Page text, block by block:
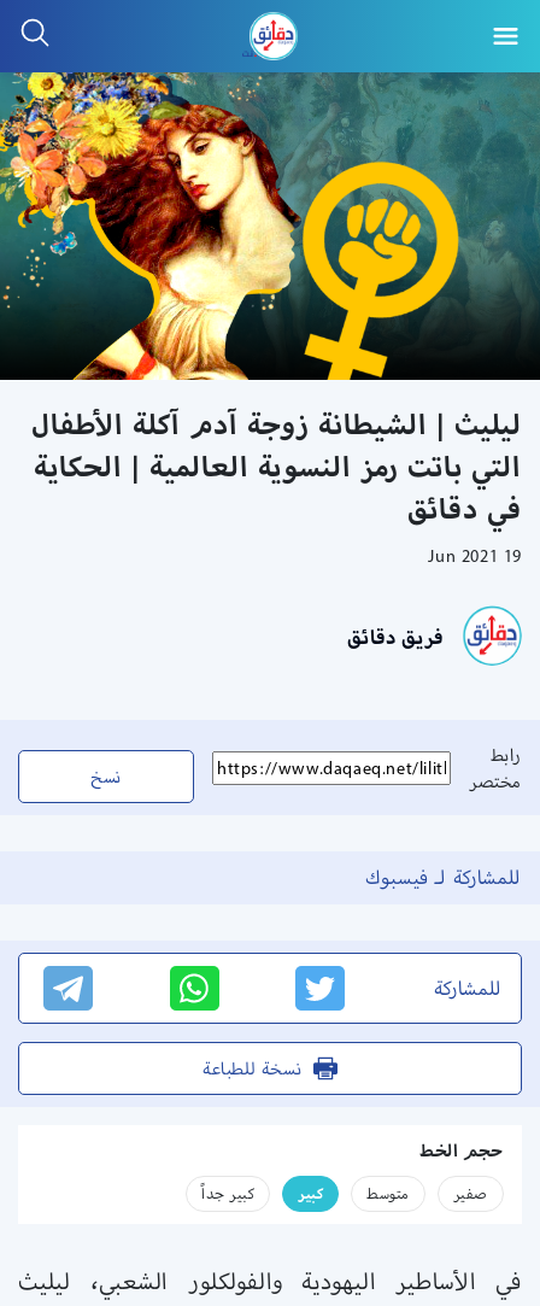
ليليث | الشيطانة زوجة آدم آكلة الأطفال
التي باتت رمز النسوية العالمية | الحكاية
في دقائق
19 Jun 2021
فريق دقائق
رابط
مختصر
نسخ
للمشاركة لـ فيسبوك
للمشاركة
نسخة للطباعة
حجم الخط
صفير متوسط كبير كبير جداً
في الأساطير اليهودية والفولكلور الشعبي، ليليث